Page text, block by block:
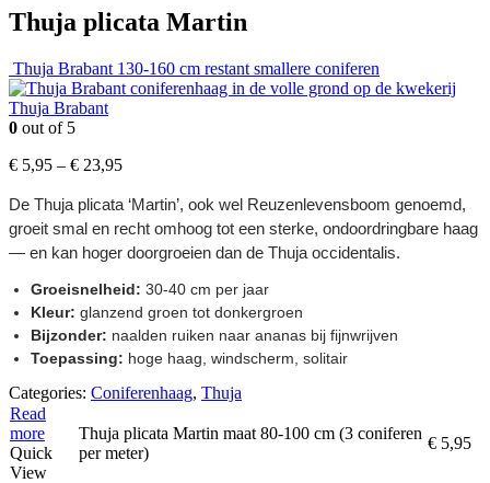
Thuja plicata Martin
Thuja Brabant 130-160 cm restant smallere coniferen
Thuja Brabant
0 out of 5
€ 5,95 – € 23,95
De Thuja plicata ‘Martin’, ook wel Reuzenlevensboom genoemd,
groeit smal en recht omhoog tot een sterke, ondoordringbare haag
— en kan hoger doorgroeien dan de Thuja occidentalis.
Groeisnelheid: 30-40 cm per jaar
Kleur: glanzend groen tot donkergroen
Bijzonder: naalden ruiken naar ananas bij fijnwrijven
Toepassing: hoge haag, windscherm, solitair
Categories: Coniferenhaag, Thuja
Read
more
Quick
View
Thuja plicata Martin maat 80-100 cm (3 coniferen
per meter)
€ 5,95